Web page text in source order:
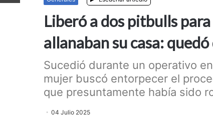
Liberó a dos pitbulls
allanaban su casa:
Sucedió durante un operativo
mujer buscó entorpecer el
que presuntamente había sido
04 Julio 2025